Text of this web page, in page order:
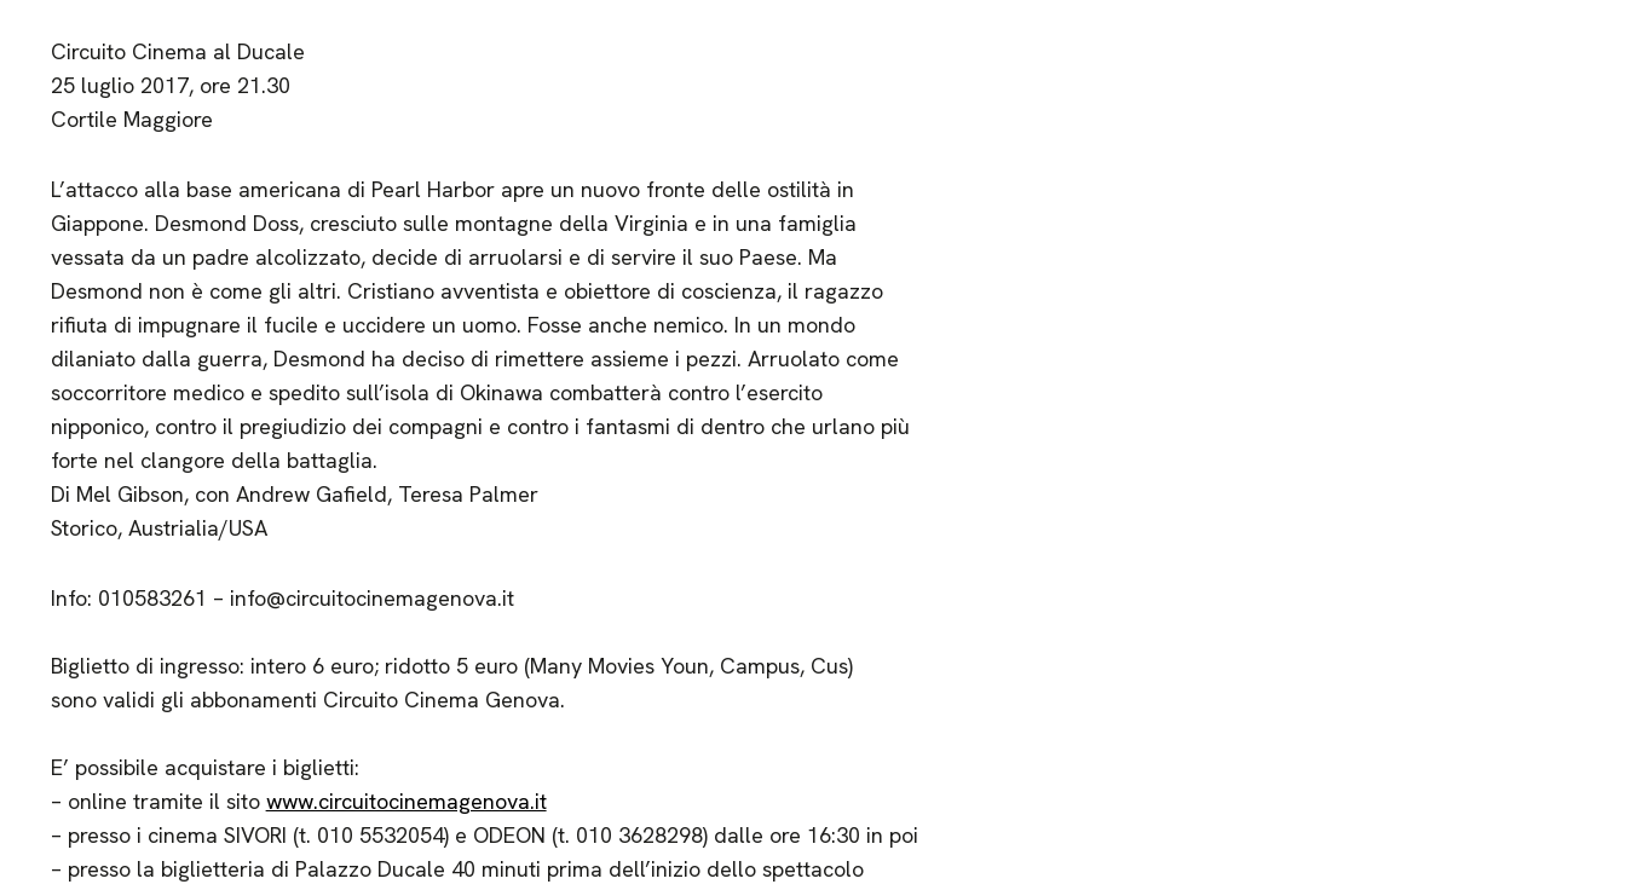
Circuito Cinema al Ducale
25 luglio 2017, ore 21.30
Cortile Maggiore
L’attacco alla base americana di Pearl Harbor apre un nuovo fronte delle ostilità in
Giappone. Desmond Doss, cresciuto sulle montagne della Virginia e in una famiglia
vessata da un padre alcolizzato, decide di arruolarsi e di servire il suo Paese. Ma
Desmond non è come gli altri. Cristiano avventista e obiettore di coscienza, il ragazzo
rifiuta di impugnare il fucile e uccidere un uomo. Fosse anche nemico. In un mondo
dilaniato dalla guerra, Desmond ha deciso di rimettere assieme i pezzi. Arruolato come
soccorritore medico e spedito sull’isola di Okinawa combatterà contro l’esercito
nipponico, contro il pregiudizio dei compagni e contro i fantasmi di dentro che urlano più
forte nel clangore della battaglia.
Di Mel Gibson, con Andrew Gafield, Teresa Palmer
Storico, Austrialia/USA
Info: 010583261 – info@circuitocinemagenova.it
Biglietto di ingresso: intero 6 euro; ridotto 5 euro (Many Movies Youn, Campus, Cus)
sono validi gli abbonamenti Circuito Cinema Genova.
E’ possibile acquistare i biglietti:
– online tramite il sito www.circuitocinemagenova.it
– presso i cinema SIVORI (t. 010 5532054) e ODEON (t. 010 3628298) dalle ore 16:30 in poi
– presso la biglietteria di Palazzo Ducale 40 minuti prima dell’inizio dello spettacolo